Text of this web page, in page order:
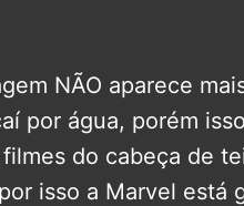
NÃO aparece
por água, porém
do cabeça de
isso a Marvel está